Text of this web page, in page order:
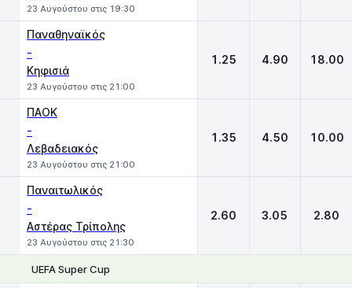
23 Αυγούστου στις 19:30
Παναθηναϊκός
-
Κηφισιά
23 Αυγούστου στις 21:00
1.25 4.90 18.00
ΠΑΟΚ
-
Λεβαδειακός
23 Αυγούστου στις 21:00
1.35 4.50 10.00
Παναιτωλικός
-
Αστέρας Τρίπολης
23 Αυγούστου στις 21:30
2.60 3.05 2.80
UEFA Super Cup